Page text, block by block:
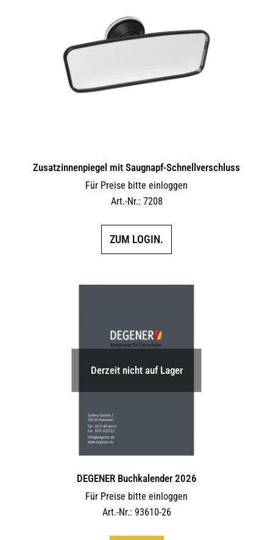
Optionen
können
auf
Zusatzinnenpiegel mit Saugnapf-Schnellverschluss
Für Preise bitte einloggen
Art.-Nr.: 7208
ZUM LOGIN.
Derzeit nicht auf Lager
DEGENER Buchkalender 2026
Für Preise bitte einloggen
Art.-Nr.: 93610-26